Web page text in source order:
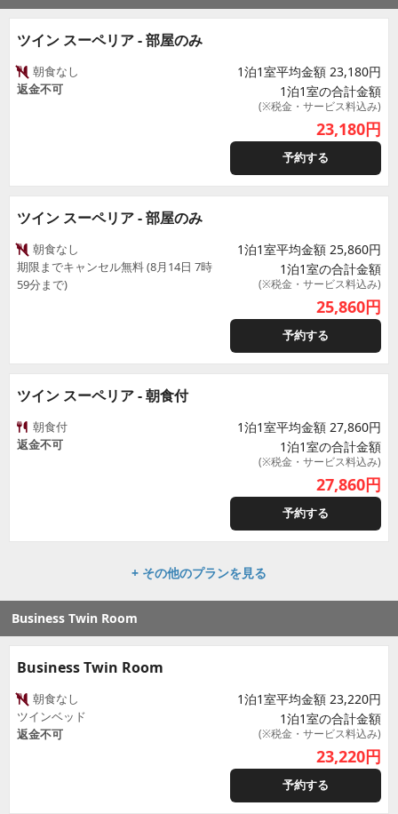
ツイン スーペリア - 部屋のみ
朝食なし
返金不可
1泊1室平均金額 23,180円
1泊1室の合計金額
(※税金・サービス料込み)
23,180円
予約する
ツイン スーペリア - 部屋のみ
朝食なし
期限までキャンセル無料 (8月14日 7時
59分まで)
1泊1室平均金額 25,860円
1泊1室の合計金額
(※税金・サービス料込み)
25,860円
予約する
ツイン スーペリア - 朝食付
朝食付
返金不可
1泊1室平均金額 27,860円
1泊1室の合計金額
(※税金・サービス料込み)
27,860円
予約する
+ その他のプランを見る
Business Twin Room
Business Twin Room
朝食なし
ツインベッド
返金不可
1泊1室平均金額 23,220円
1泊1室の合計金額
(※税金・サービス料込み)
23,220円
予約する